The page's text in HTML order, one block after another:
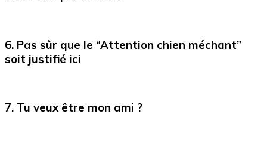
6. Pas sûr que le “Attention chien méchant”
soit justifié ici
7. Tu veux être mon ami ?